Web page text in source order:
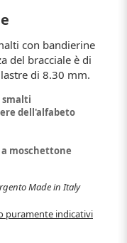
con bandierine
del bracciale è di
di 8.30 mm.
smalti
dell'alfabeto
a moschettone
Made in Italy
puramente indicativi